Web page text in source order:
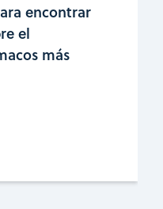
encontrar
el
más